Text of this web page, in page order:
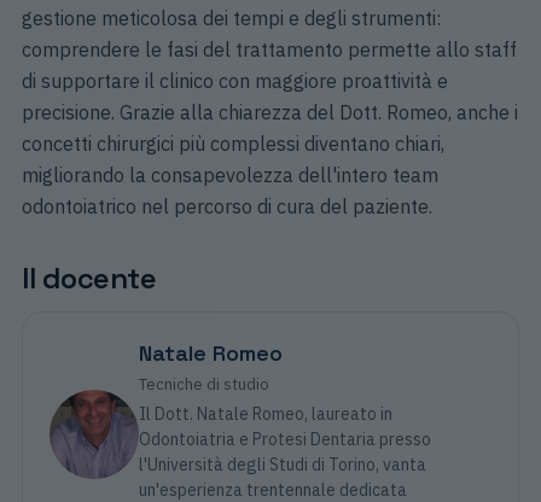
gestione meticolosa dei tempi e degli strumenti:
comprendere le fasi del trattamento permette allo staff
di supportare il clinico con maggiore proattività e
precisione. Grazie alla chiarezza del Dott. Romeo, anche i
concetti chirurgici più complessi diventano chiari,
migliorando la consapevolezza dell'intero team
odontoiatrico nel percorso di cura del paziente.
Il docente
Natale Romeo
Tecniche di studio
Il Dott. Natale Romeo, laureato in
Odontoiatria e Protesi Dentaria presso
l'Università degli Studi di Torino, vanta
un'esperienza trentennale dedicata